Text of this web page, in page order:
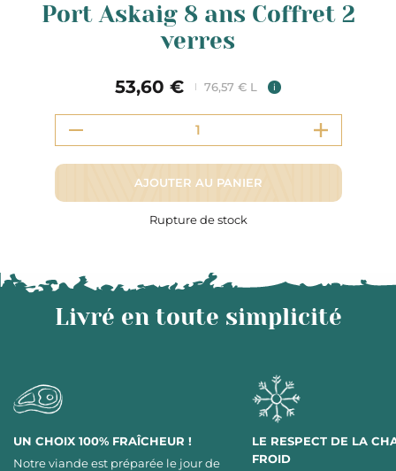
Port Askaig 8 ans Coffret 2
verres
53,60 € 76,57 € L i
AJOUTER AU PANIER
Rupture de stock
Livré en toute simplicité
UN CHOIX 100% FRAÎCHEUR !
Notre viande est préparée le jour de
LE RESPECT DE LA
FROID